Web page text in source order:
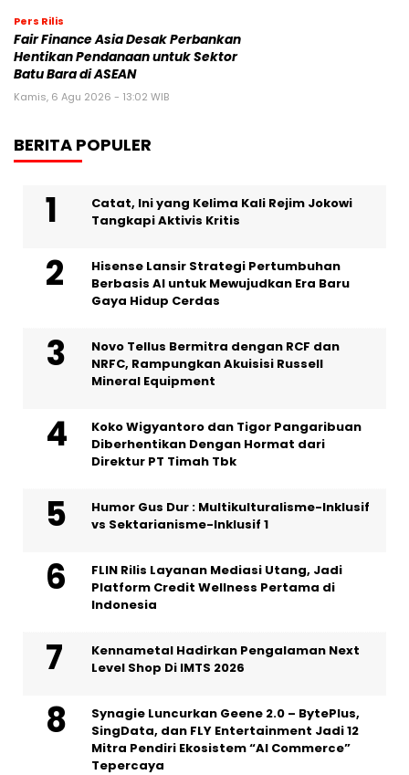
Pers Rilis
Fair Finance Asia Desak Perbankan
Hentikan Pendanaan untuk Sektor
Batu Bara di ASEAN
Kamis, 6 Agu 2026 - 13:02 WIB
BERITA POPULER
Catat, Ini yang Kelima Kali Rejim Jokowi
Tangkapi Aktivis Kritis
Hisense Lansir Strategi Pertumbuhan
Berbasis AI untuk Mewujudkan Era Baru
Gaya Hidup Cerdas
Novo Tellus Bermitra dengan RCF dan
NRFC, Rampungkan Akuisisi Russell
Mineral Equipment
Koko Wigyantoro dan Tigor Pangaribuan
Diberhentikan Dengan Hormat dari
Direktur PT Timah Tbk
Humor Gus Dur : Multikulturalisme-Inklusif
vs Sektarianisme-Inklusif 1
FLIN Rilis Layanan Mediasi Utang, Jadi
Platform Credit Wellness Pertama di
Indonesia
Kennametal Hadirkan Pengalaman Next
Level Shop Di IMTS 2026
Synagie Luncurkan Geene 2.0 – BytePlus,
SingData, dan FLY Entertainment Jadi 12
Mitra Pendiri Ekosistem “AI Commerce”
Tepercaya